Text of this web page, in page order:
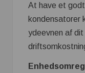
At have et
kondensatorer
ydeevnen af